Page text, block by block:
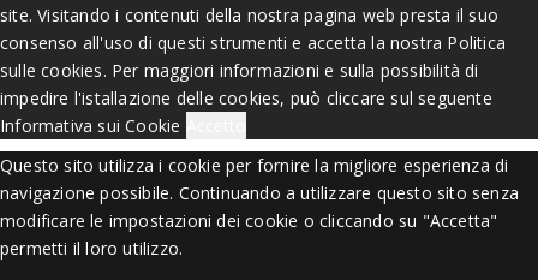
site. Visitando i contenuti della nostra pagina web presta il suo
consenso all'uso di questi strumenti e accetta la nostra Politica
sulle cookies. Per maggiori informazioni e sulla possibilità di
impedire l'istallazione delle cookies, può cliccare sul seguente
Informativa sui Cookie
Questo sito utilizza i cookie per fornire la migliore esperienza di
navigazione possibile. Continuando a utilizzare questo sito senza
modificare le impostazioni dei cookie o cliccando su "Accetta"
permetti il loro utilizzo.